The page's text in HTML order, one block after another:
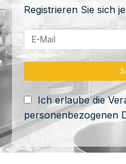
Registrieren Sie sich
Ich erlaube die
personenbezogenen